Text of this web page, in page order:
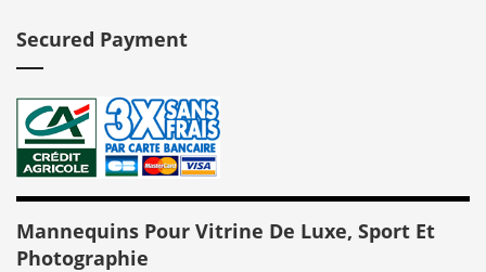
Secured Payment
Mannequins Pour Vitrine De Luxe, Sport Et
Photographie